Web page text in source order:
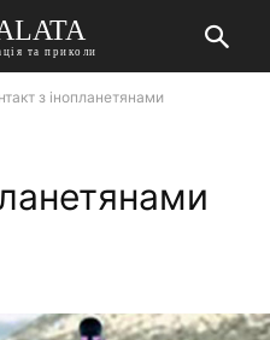
та приколи
з інопланетянами